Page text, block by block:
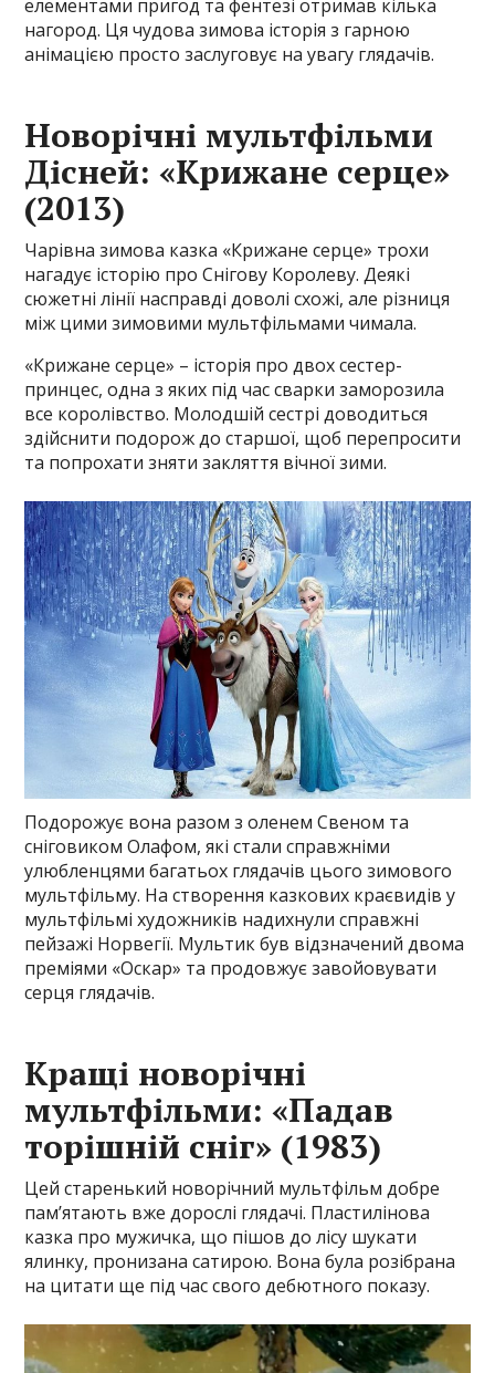
елементами пригод та фентезі отримав кілька
нагород. Ця чудова зимова історія з гарною
анімацією просто заслуговує на увагу глядачів.
Новорічні мультфільми
Дісней: «Крижане серце»
(2013)
Чарівна зимова казка «Крижане серце» трохи
нагадує історію про Снігову Королеву. Деякі
сюжетні лінії насправді доволі схожі, але різниця
між цими зимовими мультфільмами чимала.
«Крижане серце» – історія про двох сестер-
принцес, одна з яких під час сварки заморозила
все королівство. Молодшій сестрі доводиться
здійснити подорож до старшої, щоб перепросити
та попрохати зняти закляття вічної зими.
Подорожує вона разом з оленем Свеном та
сніговиком Олафом, які стали справжніми
улюбленцями багатьох глядачів цього зимового
мультфільму. На створення казкових краєвидів у
мультфільмі художників надихнули справжні
пейзажі Норвегії. Мультик був відзначений двома
преміями «Оскар» та продовжує завойовувати
серця глядачів.
Кращі новорічні
мультфільми: «Падав
торішній сніг» (1983)
Цей старенький новорічний мультфільм добре
пам’ятають вже дорослі глядачі. Пластилінова
казка про мужичка, що пішов до лісу шукати
ялинку, пронизана сатирою. Вона була розібрана
на цитати ще під час свого дебютного показу.